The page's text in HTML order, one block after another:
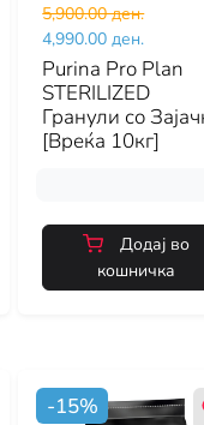
5,900.00 ден.
4,990.00 ден.
Purina Pro Plan
STERILIZED
Гранули со
[Вреќа 10кг]
Додај во
кошничка
-15%